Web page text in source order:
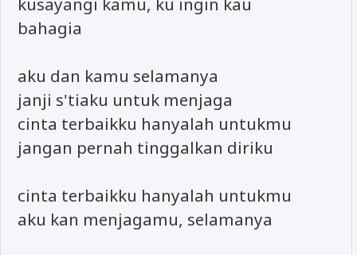
bahagia
aku dan kamu selamanya
janji s'tiaku untuk menjaga
cinta terbaikku hanyalah untukmu
jangan pernah tinggalkan diriku
cinta terbaikku hanyalah untukmu
aku kan menjagamu, selamanya